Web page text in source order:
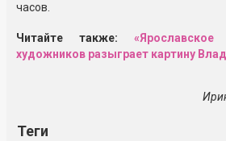
часов.
Читайте также:
художников разыграет картину
Теги